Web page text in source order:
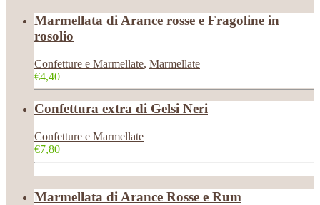
Marmellata di Arance rosse e Fragoline in
rosolio
Confetture e Marmellate, Marmellate
€4,40
Confettura extra di Gelsi Neri
Confetture e Marmellate
€7,80
Marmellata di Arance Rosse e Rum